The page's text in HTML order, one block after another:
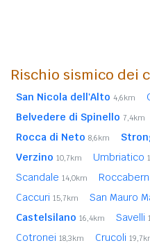
Rischio sismico dei
San Nicola dell'Alto 4,6km
Belvedere di Spinello 7,4km
Rocca di Neto 8,6km
Verzino 10,7km Umbriatico
Scandale 14,0km
Caccuri 15,7km San Mauro
Castelsilano 16,4km Savelli
Cotronei 18,3km Crucoli